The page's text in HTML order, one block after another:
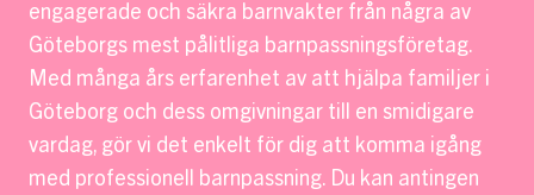
engagerade och säkra barnvakter från några av
Göteborgs mest pålitliga barnpassningsföretag.
Med många års erfarenhet av att hjälpa familjer i
Göteborg och dess omgivningar till en smidigare
vardag, gör vi det enkelt för dig att komma igång
med professionell barnpassning. Du kan antingen